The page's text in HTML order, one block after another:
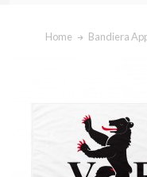
Home Bandiera